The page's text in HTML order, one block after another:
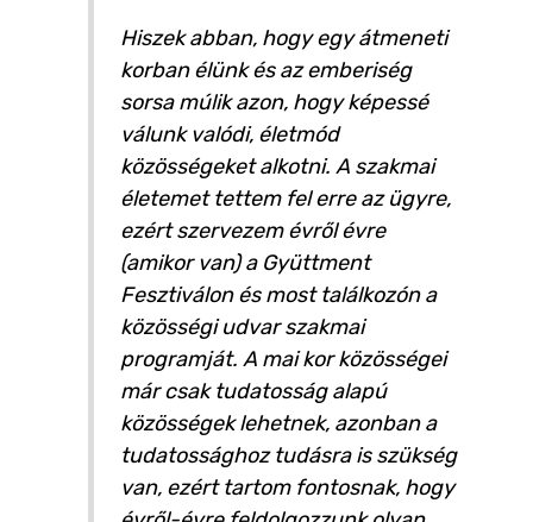
Hiszek abban, hogy egy átmeneti
korban élünk és az emberiség
sorsa múlik azon, hogy képessé
válunk valódi, életmód
közösségeket alkotni. A szakmai
életemet tettem fel erre az ügyre,
ezért szervezem évről évre
(amikor van) a Gyüttment
Fesztiválon és most találkozón a
közösségi udvar szakmai
programját. A mai kor közösségei
már csak tudatosság alapú
közösségek lehetnek, azonban a
tudatossághoz tudásra is szükség
van, ezért tartom fontosnak, hogy